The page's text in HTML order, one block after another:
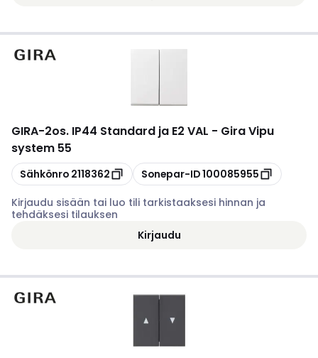
GIRA-2os. IP44 Standard ja E2 VAL - Gira Vipu
system 55
Kopioi
Sähkönro 2118362 Kopioi
Sonepar-ID100085955
Kirjaudu sisään tai luo tili tarkistaaksesi hinnan ja
tehdäksesi tilauksen
Kirjaudu